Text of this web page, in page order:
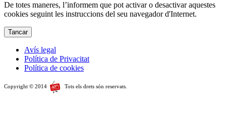
De totes maneres, l’informem que pot activar o desactivar aquestes
cookies seguint les instruccions del seu navegador d'Internet.
Tancar
Avís legal
Política de Privacitat
Política de cookies
Copyright © 2014 Tots els drets són reservats.